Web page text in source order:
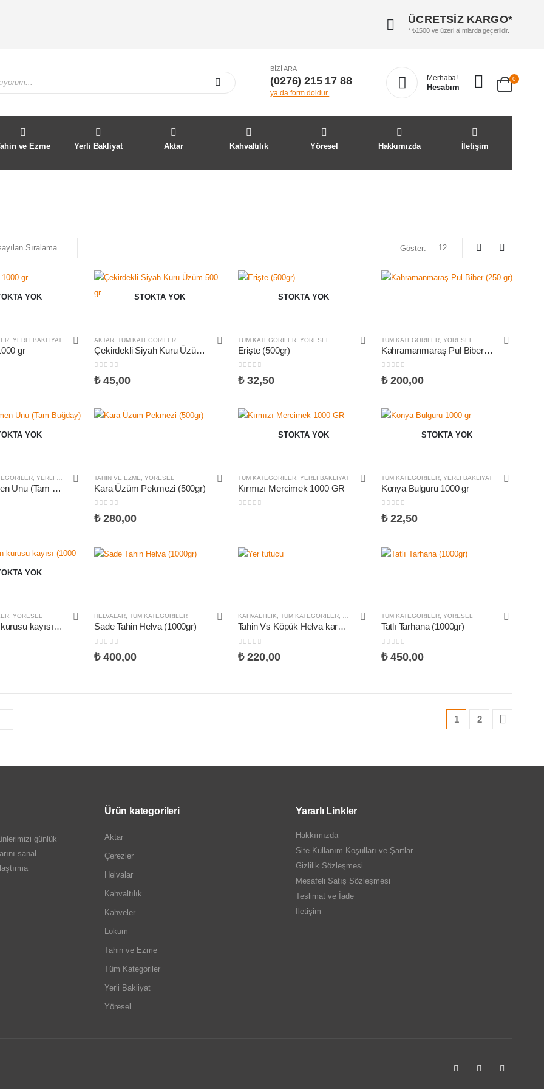
ÜCRETSİZ KARGO*
* ₺1500 ve üzeri alımlarda geçerlidir.
BIZI ARA
(0276) 215 17 88
ya da form doldur.
Merhaba!
Hesabım
0
ve Ezme Yerli Bakliyat Aktar Kahvaltılık Yöresel Hakkımızda İletişim
Göster:
YOK
YERLI BAKLIYAT
gr
STOKTA YOK
AKTAR ,TÜM KATEGORILER
Çekirdekli Siyah Kuru Üzüm 500 gr
05 üzerinden
₺45,00
STOKTA YOK
TÜM KATEGORILER, YÖRESEL
Erişte (500gr)
05 üzerinden
₺32,50
TÜM KATEGORILER, YÖRESEL
Kahramanmaraş Pul Biber (250 gr)
05 üzerinden
₺200,00
YOK
YERLI BAKLIYAT YÖRESEL
Kara Değirmen Unu (Tam Buğday) 1000 gr
TAHIN VE EZME ,YÖRESEL
Kara Üzüm Pekmezi (500gr)
05 üzerinden
₺280,00
STOKTA YOK
TÜM KATEGORILER, YERLI BAKLIYAT
Kırmızı Mercimek 1000 GR
STOKTA YOK
TÜM KATEGORILER, YERLI BAKLIYAT
Konya Bulguru 1000 gr
05 üzerinden
₺22,50
YOK
, YÖRESEL
Malatya gün kurusu kayısı (1000 gr)
HELVALAR,TÜM KATEGORILER
Sade Tahin Helva (1000gr)
0
₺400,00
KAHVALTILIK, TÜM KATEGORILER, YÖRESEL
Tahin Vs Köpük Helva karması 500 gr
0
₺220,00
TÜM KATEGORILER, YÖRESEL
Tatlı Tarhana (1000gr)
0
₺450,00
1 2
günlük
sanal
Ürün kategorileri
Aktar
Çerezler
Helvalar
Kahvaltılık
Kahveler
Lokum
Tahin ve Ezme
Tüm Kategoriler
Yerli Bakliyat
Yöresel
Yararlı Linkler
Hakkımızda
Site Kullanım Koşulları ve Şartlar
Gizlilik Sözleşmesi
Mesafeli Satış Sözleşmesi
Teslimat ve İade
İletişim